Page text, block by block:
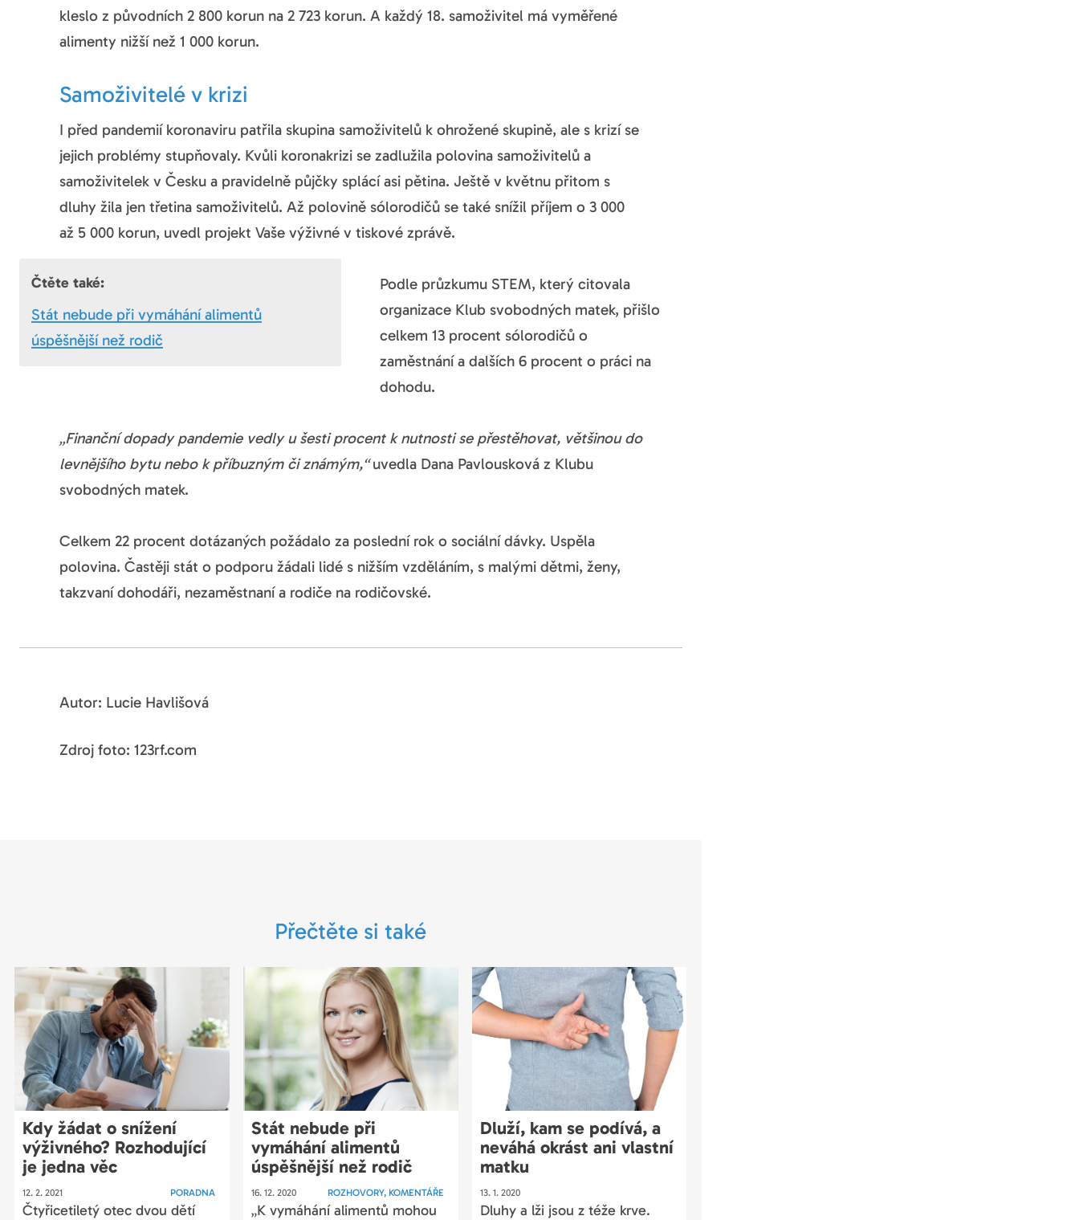
kleslo z původních 2 800 korun na 2 723 korun. A každý 18. samoživitel má vyměřené
alimenty nižší než 1 000 korun.
Samoživitelé v krizi
I před pandemií koronaviru patřila skupina samoživitelů k ohrožené skupině, ale s krizí se
jejich problémy stupňovaly. Kvůli koronakrizi se zadlužila polovina samoživitelů a
samoživitelek v Česku a pravidelně půjčky splácí asi pětina. Ještě v květnu přitom s
dluhy žila jen třetina samoživitelů. Až polovině sólorodičů se také snížil příjem o 3 000
až 5 000 korun, uvedl projekt Vaše výživné v tiskové zprávě.
Čtěte také:
Stát nebude při vymáhání alimentů
úspěšnější než rodič
Podle průzkumu STEM, který citovala
organizace Klub svobodných matek, přišlo
celkem 13 procent sólorodičů o
zaměstnání a dalších 6 procent o práci na
dohodu.
„Finanční dopady pandemie vedly u šesti procent k nutnosti se přestěhovat, většinou do
levnějšího bytu nebo k příbuzným či známým,“uvedla Dana Pavlousková z Klubu
svobodných matek.
Celkem 22 procent dotázaných požádalo za poslední rok o sociální dávky. Uspěla
polovina. Častěji stát o podporu žádali lidé s nižším vzděláním, s malými dětmi, ženy,
takzvaní dohodáři, nezaměstnaní a rodiče na rodičovské.
Autor: Lucie Havlišová
Zdroj foto: 123rf.com
Přečtěte si také
Kdy žádat o snížení
výživného? Rozhodující
je jedna věc
12. 2. 2021 PORADNA
Čtyřicetiletý otec dvou dětí
Stát nebude při
vymáhání alimentů
úspěšnější než rodič
16. 12. 2020 ROZHOVORY, KOMENTÁŘE
„K vymáhání alimentů mohou
Dluží, kam se podívá, a
neváhá okrást ani vlastní
matku
13. 1. 2020
Dluhy a lži jsou z téže krve.